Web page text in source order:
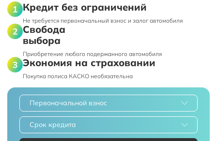
Кредит без ограничений
Не требуется первоначальный взнос и залог автомобиля
Свобода
выбора
Приобретение любого подержанного автомобиля
Экономия на страховании
Покупка полиса КАСКО необязательна
Первоначальной взнос
Срок кредита